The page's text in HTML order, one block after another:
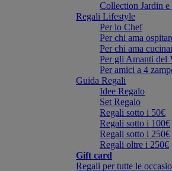
Collection Jardin e
Regali Lifestyle
Per lo Chef
Per chi ama
Per chi ama
Per gli Amanti del
Per amici a 4
Guida Regali
Idee Regalo
Set Regalo
Regali sotto i 50€
Regali sotto i 100€
Regali sotto i 250€
Regali oltre i 250€
Gift card
Regali per tutte le